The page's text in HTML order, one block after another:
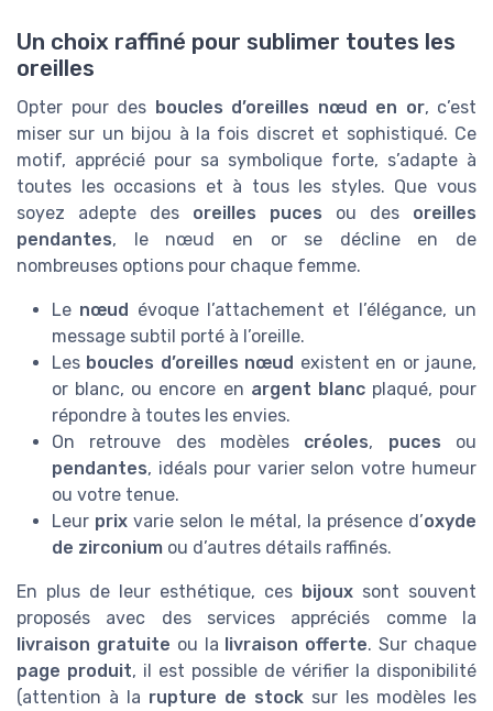
Un choix raffiné pour sublimer toutes les
oreilles
Opter pour des boucles d’oreilles nœud en or, c’est
miser sur un bijou à la fois discret et sophistiqué. Ce
motif, apprécié pour sa symbolique forte, s’adapte à
toutes les occasions et à tous les styles. Que vous
soyez adepte des oreilles puces ou des oreilles
pendantes, le nœud en or se décline en de
nombreuses options pour chaque femme.
Le nœud évoque l’attachement et l’élégance, un
message subtil porté à l’oreille.
Les boucles d’oreilles nœud existent en or jaune,
or blanc, ou encore en argent blancplaqué, pour
répondre à toutes les envies.
On retrouve des modèles créoles, puces ou
pendantes, idéals pour varier selon votre humeur
ou votre tenue.
Leur prix varie selon le métal, la présence d’oxyde
de zirconium ou d’autres détails raffinés.
En plus de leur esthétique, ces bijoux sont souvent
proposés avec des services appréciés comme la
livraison gratuite ou la livraison offerte. Sur chaque
page produit, il est possible de vérifier la disponibilité
(attention à la rupture de stock sur les modèles les